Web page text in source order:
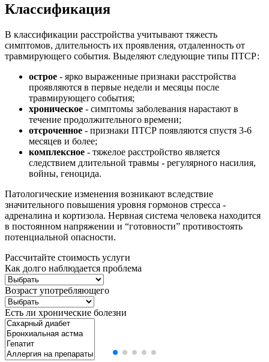
Классификация
В классификации расстройства учитывают тяжесть
симптомов, длительность их проявления, отдаленность от
травмирующего события. Выделяют следующие типы ПТСР:
острое - ярко выраженные признаки расстройства
проявляются в первые недели и месяцы после
травмирующего события;
хроническое - симптомы заболевания нарастают в
течение продолжительного времени;
отсроченное - признаки ПТСР появляются спустя 3-6
месяцев и более;
комплексное - тяжелое расстройство является
следствием длительной травмы - регулярного насилия,
войны, геноцида.
Патологические изменения возникают вследствие
значительного повышения уровня гормонов стресса -
адреналина и кортизола. Нервная система человека находится
в постоянном напряжении и “готовности” противостоять
потенциальной опасности.
Рассчитайте стоимость услуги
Как долго наблюдается проблема
Возраст употребляющего
Есть ли хронические болезни